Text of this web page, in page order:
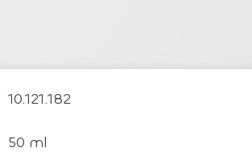
10.121.182
50 ml